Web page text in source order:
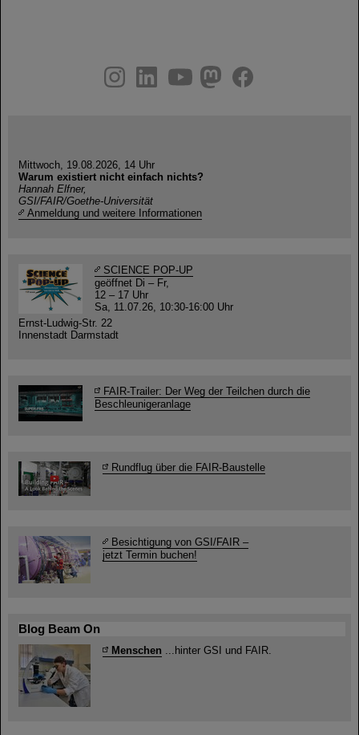
youtube
helmholtz.social
facebook
Mittwoch, 19.08.2026, 14 Uhr
Warum existiert nicht einfach nichts?
Hannah Elfner,
GSI/FAIR/Goethe-Universität
Anmeldung und weitere Informationen
SCIENCE POP-UP
geöffnet Di – Fr,
12 – 17 Uhr
Sa, 11.07.26, 10:30-16:00 Uhr
Ernst-Ludwig-Str. 22
Innenstadt Darmstadt
FAIR-Trailer: Der Weg der Teilchen durch die
Beschleunigeranlage
Rundflug über die FAIR-Baustelle
Besichtigung von GSI/FAIR –
jetzt Termin buchen!
Blog Beam On
Menschen ...hinter GSI und FAIR.